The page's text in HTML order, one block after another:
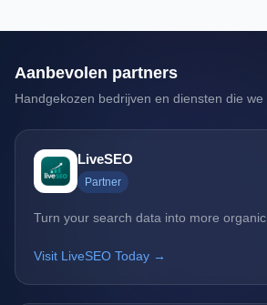
Aanbevolen partners
Handgekozen bedrijven en diensten die we
LiveSEO
Partner
Turn your search data into more
Visit LiveSEO Today →